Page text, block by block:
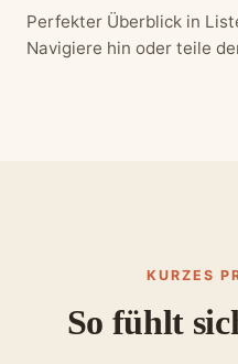
Perfekter Überblick in
Navigiere hin oder teile
KURZES
So fühlt